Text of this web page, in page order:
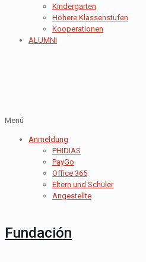
Kindergarten
Höhere Klassenstufen
Kooperationen
ALUMNI
Menú
Anmeldung
PHIDIAS
PayGo
Office 365
Eltern und Schüler
Angestellte
Fundación